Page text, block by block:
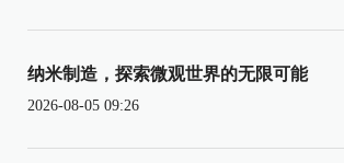
纳米制造，探索微观世界的无限可能
2026-08-05 09:26